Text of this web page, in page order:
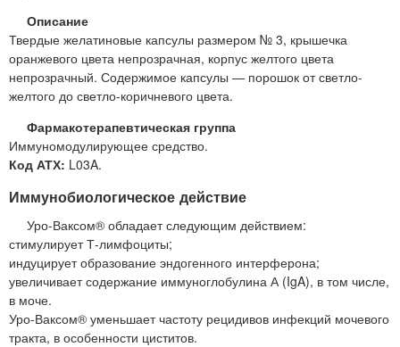
Описание
Твердые желатиновые капсулы размером № 3, крышечка
оранжевого цвета непрозрачная, корпус желтого цвета
непрозрачный. Содержимое капсулы — порошок от светло-
желтого до светло-коричневого цвета.
Фармакотерапевтическая группа
Иммуномодулирующее средство.
Код АТХ: L03A.
Иммунобиологическое действие
Уро-Ваксом® обладает следующим действием:
стимулирует Т-лимфоциты;
индуцирует образование эндогенного интерферона;
увеличивает содержание иммуноглобулина А (IgA), в том числе,
в моче.
Уро-Ваксом® уменьшает частоту рецидивов инфекций мочевого
тракта, в особенности циститов.